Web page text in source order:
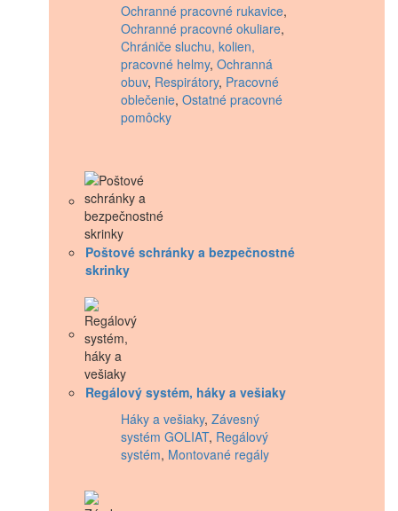
Ochranné pracovné rukavice,
Ochranné pracovné okuliare,
Chrániče sluchu, kolien,
pracovné helmy, Ochranná
obuv, Respirátory, Pracovné
oblečenie, Ostatné pracovné
pomôcky
Poštové schránky a bezpečnostné
skrinky
Regálový systém, háky a vešiaky
Háky a vešiaky, Závesný
systém GOLIAT, Regálový
systém, Montované regály